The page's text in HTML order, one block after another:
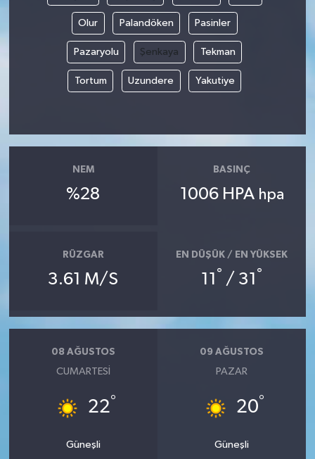
Olur Palandöken Pasinler
Pazaryolu Şenkaya Tekman
Tortum Uzundere Yakutiye
NEM
%28
BASINÇ
1006 HPA hpa
RÜZGAR
3.61 M/S
EN DÜŞÜK / EN YÜKSEK
11 ° / 31 °
08 AĞUSTOS
CUMARTESI
22°
Güneşli
09 AĞUSTOS
PAZAR
20°
Güneşli